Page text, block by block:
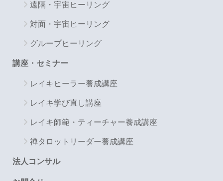
遠隔・宇宙ヒーリング
対面・宇宙ヒーリング
グループヒーリング
講座・セミナー
レイキヒーラー養成講座
レイキ学び直し講座
レイキ師範・ティーチャー養成講座
禅タロットリーダー養成講座
法人コンサル